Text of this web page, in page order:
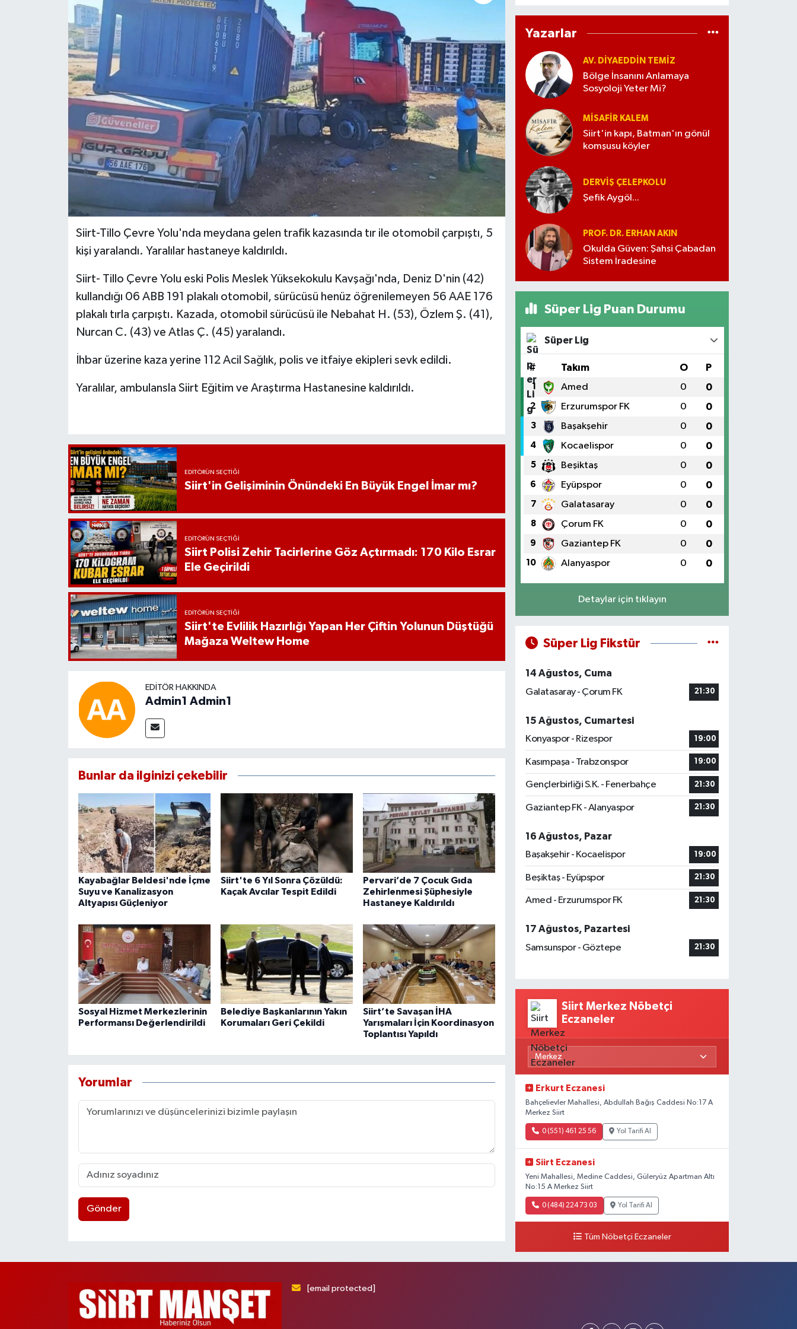
Siirt-Tillo Çevre Yolu'nda meydana gelen trafik kazasında tır ile otomobil çarpıştı, 5
kişi yaralandı. Yaralılar hastaneye kaldırıldı.
Siirt- Tillo Çevre Yolu eski Polis Meslek Yüksekokulu Kavşağı'nda, Deniz D'nin (42)
kullandığı 06 ABB 191 plakalı otomobil, sürücüsü henüz öğrenilemeyen 56 AAE 176
plakalı tırla çarpıştı. Kazada, otomobil sürücüsü ile Nebahat H. (53), Özlem Ş. (41),
Nurcan C. (43) ve Atlas Ç. (45) yaralandı.
İhbar üzerine kaza yerine 112 Acil Sağlık, polis ve itfaiye ekipleri sevk edildi.
Yaralılar, ambulansla Siirt Eğitim ve Araştırma Hastanesine kaldırıldı.
EDITÖRÜN SEÇTIĞI
Siirt'in Gelişiminin Önündeki En Büyük Engel İmar mı?
EDITÖRÜN SEÇTIĞI
Siirt Polisi Zehir Tacirlerine Göz Açtırmadı: 170 Kilo Esrar
Ele Geçirildi
EDITÖRÜN SEÇTIĞI
Siirt'te Evlilik Hazırlığı Yapan Her Çiftin Yolunun Düştüğü
Mağaza Weltew Home
EDITÖR HAKKINDA
Admin1 Admin1
Bunlar da ilginizi çekebilir
Kayabağlar Beldesi'nde İçme
Suyu ve Kanalizasyon
Altyapısı Güçleniyor
Siirt'te 6 Yıl Sonra Çözüldü:
Kaçak Avcılar Tespit Edildi
Pervari’de 7 Çocuk Gıda
Zehirlenmesi Şüphesiyle
Hastaneye Kaldırıldı
Sosyal Hizmet Merkezlerinin
Performansı Değerlendirildi
Belediye Başkanlarının Yakın
Korumaları Geri Çekildi
Siirt’te Savaşan İHA
Yarışmaları İçin Koordinasyon
Toplantısı Yapıldı
Yorumlar
Gönder
Yazarlar
AV. DIYAEDDIN TEMIZ
Bölge İnsanını Anlamaya
Sosyoloji Yeter Mi?
MISAFIR KALEM
Siirt'in kapı, Batman'ın gönül
komşusu köyler
DERVIŞ ÇELEPKOLU
Şefik Aygöl...
PROF. DR. ERHAN AKIN
Okulda Güven: Şahsi Çabadan
Sistem İradesine
Süper Lig Puan Durumu
Süper Lig
# Takım O P
1 Amed 0 0
2 Erzurumspor FK 0 0
3 Başakşehir 0 0
4 Kocaelispor 0 0
5 Beşiktaş 0 0
6 Eyüpspor 0 0
7 Galatasaray 0 0
8 Çorum FK 0 0
9 Gaziantep FK 0 0
10 Alanyaspor 0 0
Detaylar için tıklayın
Süper Lig Fikstür
14 Ağustos, Cuma
Galatasaray - Çorum FK
21:30
15 Ağustos, Cumartesi
Konyaspor - Rizespor
19:00
Kasımpaşa - Trabzonspor 19:00
Gençlerbirliği S.K. - Fenerbahçe 21:30
Gaziantep FK - Alanyaspor 21:30
16 Ağustos, Pazar
Başakşehir - Kocaelispor
19:00
Beşiktaş - Eyüpspor 21:30
Amed - Erzurumspor FK 21:30
17 Ağustos, Pazartesi
Samsunspor - Göztepe
21:30
Siirt Merkez Nöbetçi
Eczaneler
Erkurt Eczanesi
Bahçelievler Mahallesi, Abdullah Bağış Caddesi No:17 A
Merkez Siirt
0 (551) 461 25 56 Yol Tarifi Al
Siirt Eczanesi
Yeni Mahallesi, Medine Caddesi, Güleryüz Apartman Altı
No:15 A Merkez Siirt
0 (484) 224 73 03 Yol Tarifi Al
Tüm Nöbetçi Eczaneler
[email protected]